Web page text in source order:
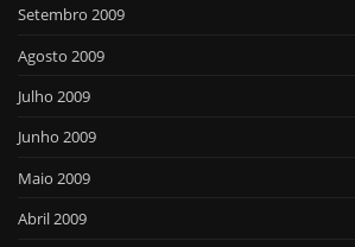
Setembro 2009
Agosto 2009
Julho 2009
Junho 2009
Maio 2009
Abril 2009